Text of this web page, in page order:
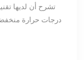
تشرح أن لديها
درجات حرارة